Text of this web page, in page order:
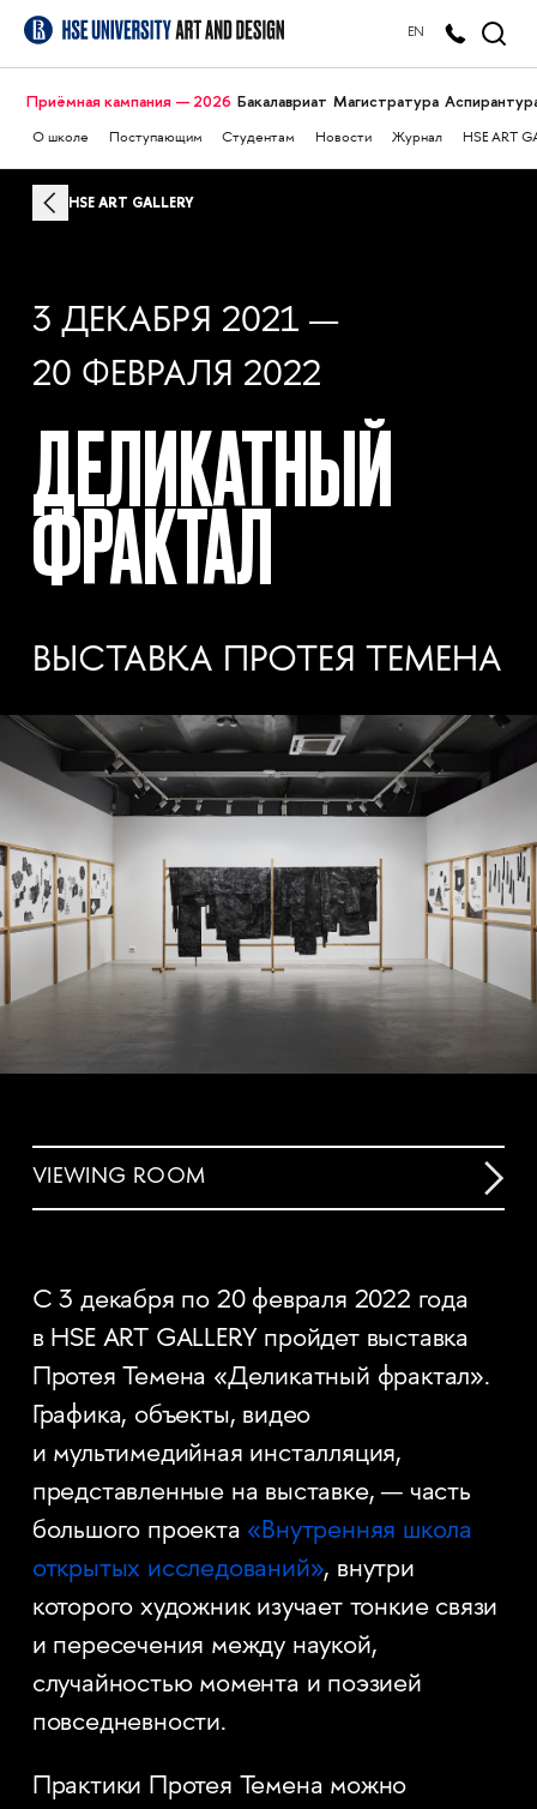
EN
Приёмная кампания — 2026 Бакалавриат Магистратура
О школе Поступающим Студентам Новости Журнал HSE ART
HSE ART GALLERY
3 ДЕКАБРЯ 2021 —
20 ФЕВРАЛЯ 2022
ДЕЛИКАТНЫЙ
ФРАКТАЛ
ВЫСТАВКА ПРОТЕЯ ТЕМЕНА
VIEWING ROOM
С 3 декабря по 20 февраля 2022 года
в HSE ART GALLERY пройдет выставка
Протея Темена «Деликатный фрактал».
Графика, объекты, видео
и мультимедийная инсталляция,
представленные на выставке, — часть
большого проекта «Внутренняя школа
открытых исследований», внутри
которого художник изучает тонкие связи
и пересечения между наукой,
случайностью момента и поэзией
повседневности.
Практики Протея Темена можно